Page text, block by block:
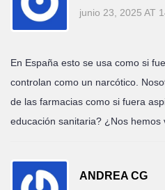
junio 23, 2025 AT
En España esto se usa como si
controlan como un narcótico.
de las farmacias como si fuera
educación sanitaria? ¿Nos
ANDREA CG